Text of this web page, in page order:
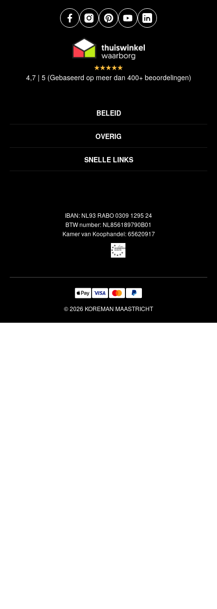
SNELLE LINKS
OVERIG
Inspiratie
Veelgestelde vragen
BELEID
Disclaimer
Verzendbeleid
4,7 | 5 (Gebaseerd op meer dan 400+ beoordelingen)
IBAN: NL93 RABO 0309 1295 24
BTW number: NL856189790B01
Kamer van Koophandel: 65620917
© 2026 KOREMAN MAASTRICHT